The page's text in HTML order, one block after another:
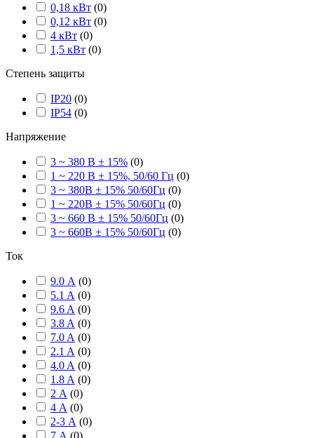
0,18 кВт (0)
0,12 кВт (0)
4 кВт (0)
1,5 кВт (0)
Степень защиты
IP20 (0)
IP54 (0)
Напряжение
3 ~ 380 В ± 15% (0)
1 ~ 220 В ± 15%, 50/60 Гц (0)
3 ~ 380В ± 15% 50/60Гц (0)
1 ~ 220В ± 15% 50/60Гц (0)
3 ~ 660 В ± 15% 50/60Гц (0)
3 ~ 660В ± 15% 50/60Гц (0)
Ток
9.0 А (0)
5.1 A (0)
9.6 A (0)
3.8 A (0)
7.0 A (0)
2.1 A (0)
4.0 A (0)
1.8 A (0)
2 А (0)
4 А (0)
2-3 А (0)
7 А (0)